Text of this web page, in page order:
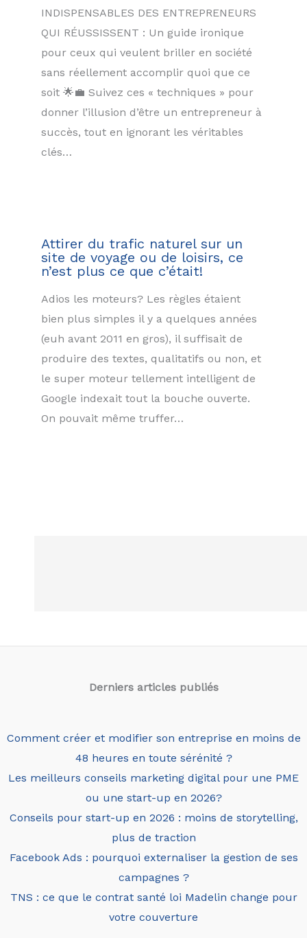
INDISPENSABLES DES ENTREPRENEURS
QUI RÉUSSISSENT : Un guide ironique
pour ceux qui veulent briller en société
sans réellement accomplir quoi que ce
soit 🌟💼 Suivez ces « techniques » pour
donner l’illusion d’être un entrepreneur à
succès, tout en ignorant les véritables
clés…
Attirer du trafic naturel sur un
site de voyage ou de loisirs, ce
n’est plus ce que c’était!
Adios les moteurs? Les règles étaient
bien plus simples il y a quelques années
(euh avant 2011 en gros), il suffisait de
produire des textes, qualitatifs ou non, et
le super moteur tellement intelligent de
Google indexait tout la bouche ouverte.
On pouvait même truffer…
Derniers articles publiés
Comment créer et modifier son entreprise en moins de
48 heures en toute sérénité ?
Les meilleurs conseils marketing digital pour une PME
ou une start-up en 2026?
Conseils pour start-up en 2026 : moins de storytelling,
plus de traction
Facebook Ads : pourquoi externaliser la gestion de ses
campagnes ?
TNS : ce que le contrat santé loi Madelin change pour
votre couverture